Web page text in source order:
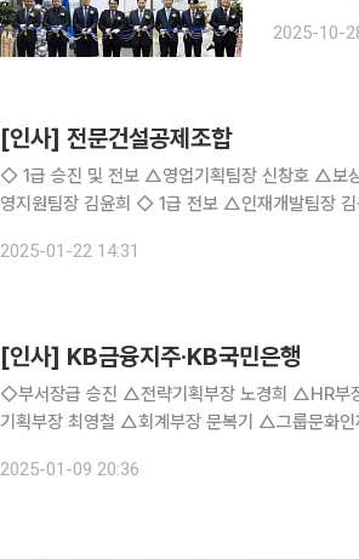
임직원과
2025-10-
[인사] 전문건설공제조합
◇ 1급 승진 및 전보 △영업기획팀장 신창호 △보상심사팀장 이석근 △중앙지점장 박주환 △창원지점장 김화형 ◇ 1급 승진 및 보직 △경
영지원팀장 김윤희 ◇ 1급 전보 △인재개발팀장 김욱현 △영등포지점장 천찬희 △사당지점장 김강록 △잠실지점장 정경수 △대구지점장
2025-01-22 14:31
[인사] KB금융지주·KB국민은행
◇부서장급 승진 △전략기획부장 노경희 △HR부장 이주희 △이사회사무국장
기획부장 최영철 △회계부장 문복기 △그룹문화
2025-01-09 20:36